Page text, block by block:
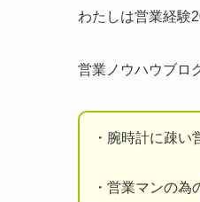
わたしは営業経験
営業ノウハウブロ
・腕時計に疎
・営業マンの為